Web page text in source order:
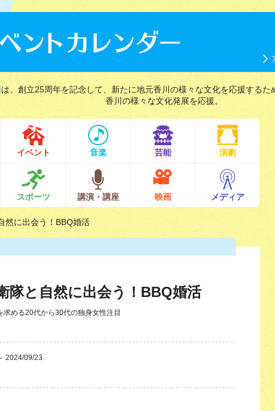
は、創立25周年を記念して、新たに地元香川の様々な文化を応援するた
香川の様々な文化発展を応援。
イベント 音楽 芸能 演劇
スポーツ 講演・講座 映画 メディア
然に出会う！BBQ婚活
隊と自然に出会う！BBQ婚活
求める20代から30代の独身女性注目
2024/09/23